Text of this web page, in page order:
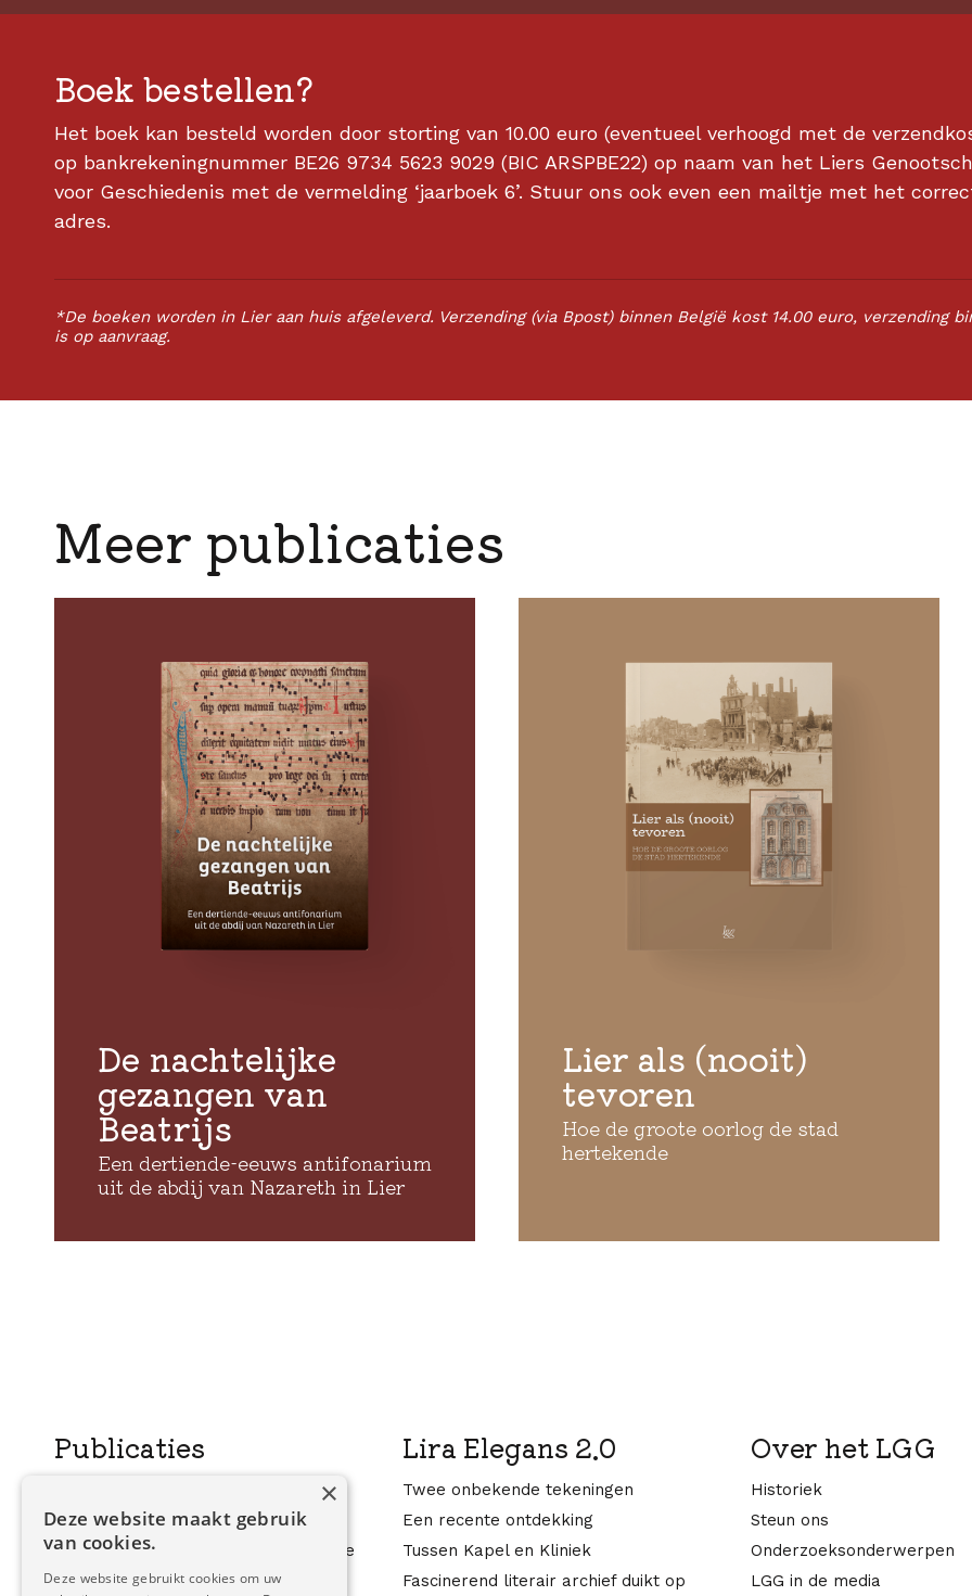
Boek bestellen?
Het boek kan besteld worden door storting van 10.00 euro (eventueel verhoogd met de
op bankrekeningnummer BE26 9734 5623 9029 (BIC ARSPBE22) op naam van het Liers
voor Geschiedenis met de vermelding ‘jaarboek 6’. Stuur ons ook even een mailtje met het
adres.
*De boeken worden in Lier aan huis afgeleverd. Verzending (via Bpost) binnen België kost 14.00 euro, verzending
is op aanvraag.
Meer publicaties
De nachtelijke
gezangen van
Beatrijs
Een dertiende-eeuws antifonarium
uit de abdij van Nazareth in Lier
Lier als (nooit)
tevoren
Hoe de groote oorlog de stad
hertekende
Publicaties
De nachtelijke gezangen van Beatrijs
Zwierige reuzen in de 18e eeuw en de
Lierse Ommegang van 1722
Lira Elegans 2.0
Twee onbekende tekeningen
Een recente ontdekking
Tussen Kapel en Kliniek
Fascinerend literair archief duikt op
Over het LGG
Historiek
Steun ons
Onderzoeksonderwerpen
LGG in de media
×
Deze website maakt gebruik
van cookies.
Deze website gebruikt cookies om uw